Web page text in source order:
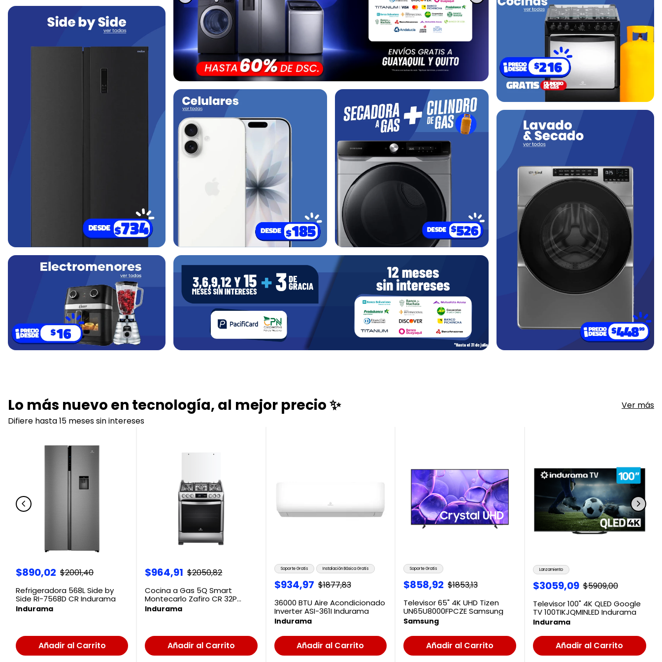
Lo más nuevo en tecnología, al mejor precio ✨
Ver más
Difiere hasta 15 meses sin intereses
$890,02 $2001,40
Refrigeradora 568L Side by
Side RI-7568D CR Indurama
Indurama
Añadir al Carrito
$964,91 $2050,82
Cocina a Gas 5Q Smart
Montecarlo Zafiro CR 32P
Indurama
Indurama
Añadir al Carrito
Soporte Gratis Instalación Básica Gratis
$934,97 $1877,83
36000 BTU Aire Acondicionado
Inverter ASI-361I Indurama
Indurama
Añadir al Carrito
Soporte Gratis
$858,92 $1853,13
Televisor 65" 4K UHD Tizen
UN65U8000FPCZE Samsung
Samsung
Añadir al Carrito
Lanzamiento
$3059,09 $5909,00
Televisor 100" 4K QLED Google
TV 100TIKJQMINLED Indurama
Indurama
Añadir al Carrito